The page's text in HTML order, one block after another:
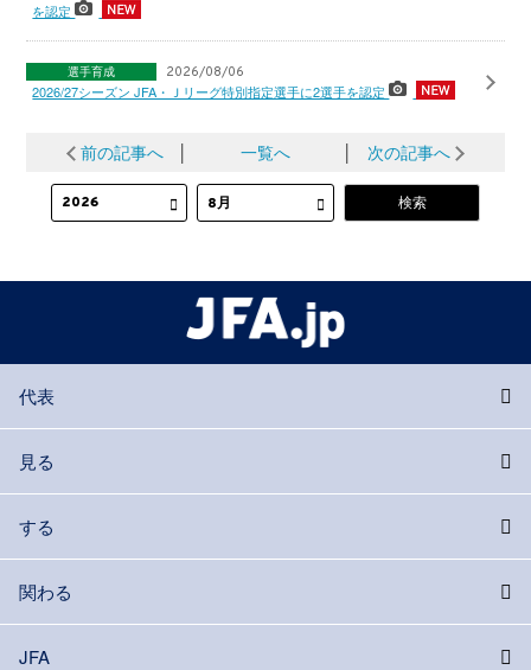
を認定
選手育成 2026/08/06
2026/27シーズン JFA・Ｊリーグ特別指定選手に2選手を認定
前の記事へ 一覧へ 次の記事へ
代表
見る
する
関わる
JFA